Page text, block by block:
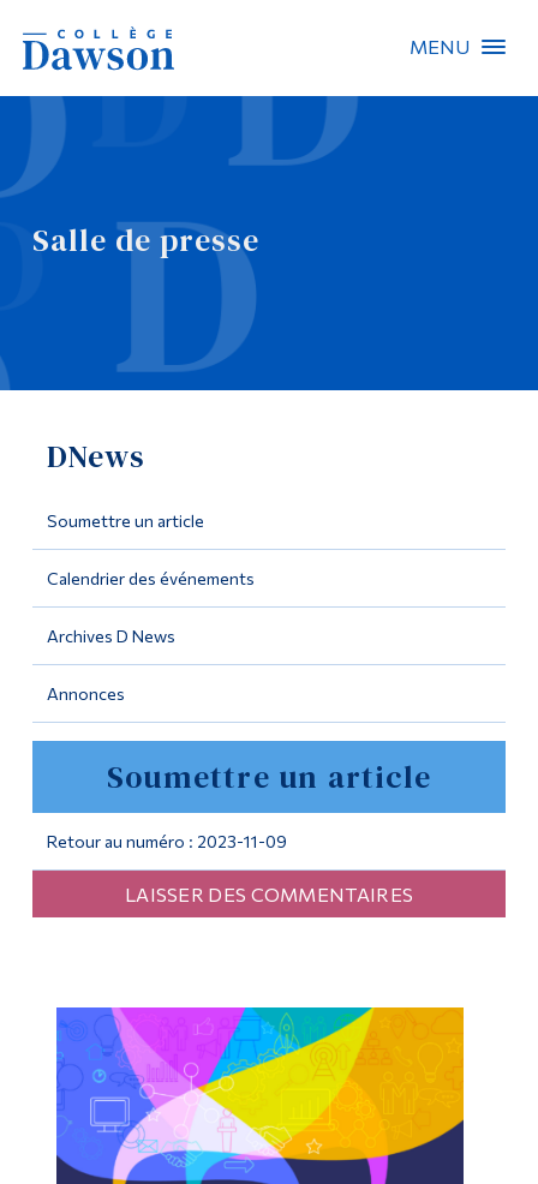
MENU
Salle de presse
DNews
Soumettre un article
Calendrier des événements
Archives D News
Annonces
Soumettre un article
Retour au numéro : 2023-11-09
LAISSER DES COMMENTAIRES
Recherche sur le site
Recherche de personnes
EN
Omnivox
Outils
Programmes
Formation continue
Admissions
Qui vous êtes
Étudiants actuels
Corps enseignant et
personnel administratif
Diplômé·es et visiteur·euses